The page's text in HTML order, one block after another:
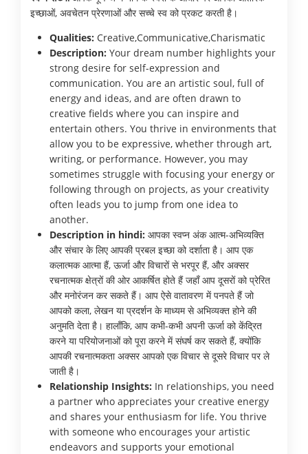
इच्छाओं, अवचेतन प्रेरणाओं और सच्चे स्व को प्रकट करती है।
Qualities: Creative,Communicative,Charismatic
Description: Your dream number highlights your
strong desire for self-expression and
communication. You are an artistic soul, full of
energy and ideas, and are often drawn to
creative fields where you can inspire and
entertain others. You thrive in environments that
allow you to be expressive, whether through art,
writing, or performance. However, you may
sometimes struggle with focusing your energy or
following through on projects, as your creativity
often leads you to jump from one idea to
another.
Description in hindi: आपका स्वप्न अंक आत्म-अभिव्यक्ति
और संचार के लिए आपकी प्रबल इच्छा को दर्शाता है। आप एक
कलात्मक आत्मा हैं, ऊर्जा और विचारों से भरपूर हैं, और अक्सर
रचनात्मक क्षेत्रों की ओर आकर्षित होते हैं जहाँ आप दूसरों को प्रेरित
और मनोरंजन कर सकते हैं। आप ऐसे वातावरण में पनपते हैं जो
आपको कला, लेखन या प्रदर्शन के माध्यम से अभिव्यक्त होने की
अनुमति देता है। हालाँकि, आप कभी-कभी अपनी ऊर्जा को केंद्रित
करने या परियोजनाओं को पूरा करने में संघर्ष कर सकते हैं, क्योंकि
आपकी रचनात्मकता अक्सर आपको एक विचार से दूसरे विचार पर ले
जाती है।
Relationship Insights: In relationships, you need
a partner who appreciates your creative energy
and shares your enthusiasm for life. You thrive
with someone who encourages your artistic
endeavors and supports your emotional